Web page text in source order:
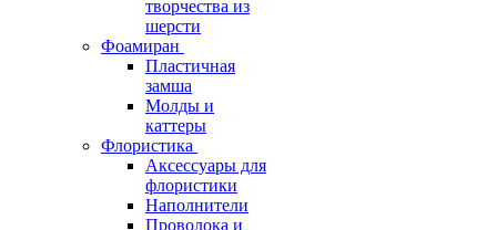
творчества из
шерсти
Фоамиран
Пластичная
замша
Молды и
каттеры
Флористика
Аксессуары для
флористики
Наполнители
Проволока и